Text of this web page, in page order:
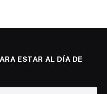
ESTAR AL DÍA DE